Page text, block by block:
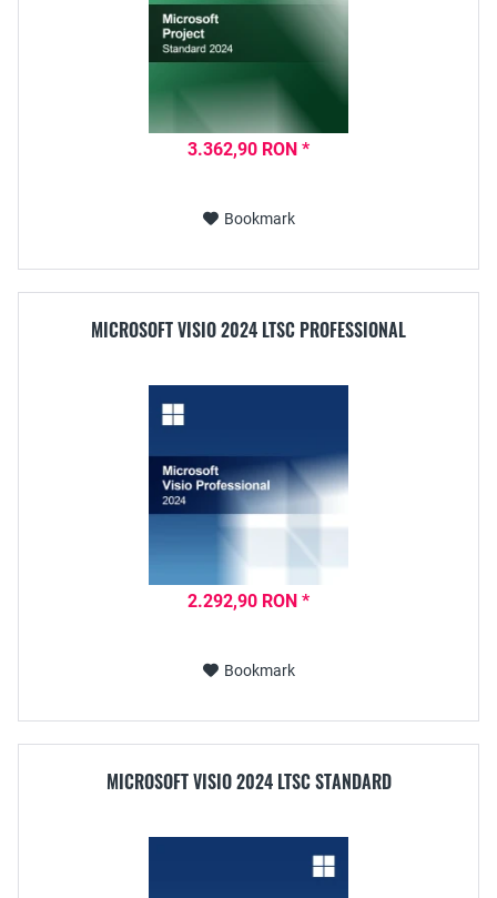
3.362,90 RON *
Bookmark
MICROSOFT VISIO 2024 LTSC PROFESSIONAL
2.292,90 RON *
Bookmark
MICROSOFT VISIO 2024 LTSC STANDARD